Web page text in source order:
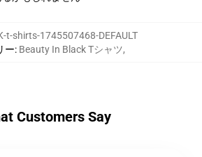
t-shirts-1745507468-DEFAULT
ー: Beauty In Black Tシャツ,
Customers Say